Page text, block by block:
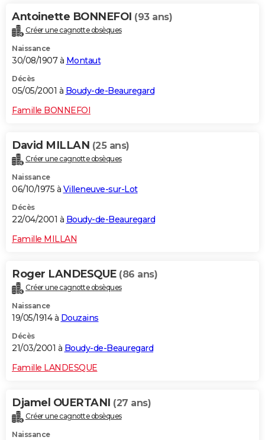
Antoinette BONNEFOI (93 ans)
Créer une cagnotte obsèques
Naissance
30/08/1907 à Montaut
Décès
05/05/2001 à Boudy-de-Beauregard
Famille BONNEFOI
David MILLAN (25 ans)
Créer une cagnotte obsèques
Naissance
06/10/1975 à Villeneuve-sur-Lot
Décès
22/04/2001 à Boudy-de-Beauregard
Famille MILLAN
Roger LANDESQUE (86 ans)
Créer une cagnotte obsèques
Naissance
19/05/1914 à Douzains
Décès
21/03/2001 à Boudy-de-Beauregard
Famille LANDESQUE
Djamel OUERTANI (27 ans)
Créer une cagnotte obsèques
Naissance